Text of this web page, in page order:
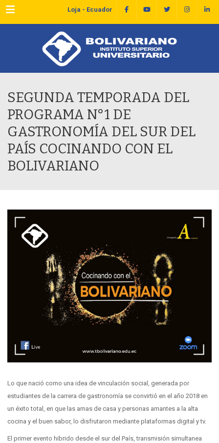
Menu Loja - Ecuador
SEGUNDA TEMPORADA DEL
PROGRAMA N°1 DE
GASTRONOMÍA DEL SUR DEL
PAÍS COCINANDO CON EL
BOLIVARIANO
Lo que nació como una idea de vinculación social, generada por
estudiantes de la carrera de gastronomía se convirtió en el año 2018 en
un éxito total, en que las amas de casa y personas amantes a la alta
cocina y el buen sabor, lo disfrutaron mediante plataformas digital y tv.
El primer evento hibrido desde el sur del País, transmisión simultanea